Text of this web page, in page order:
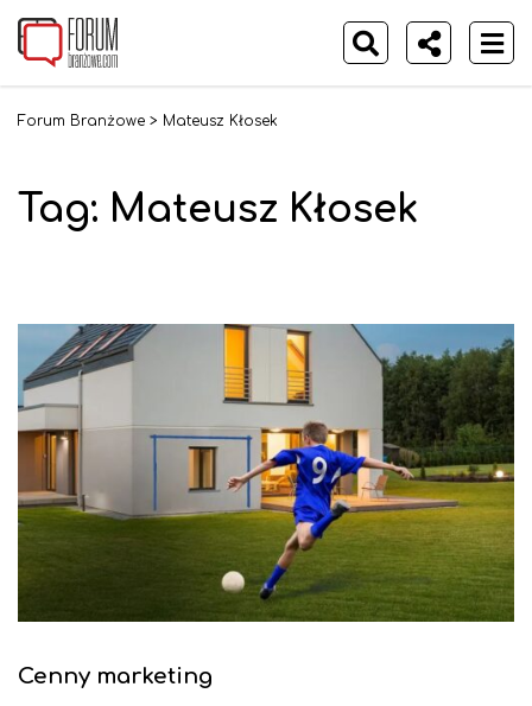
Forum Branżowe > Mateusz Kłosek
Tag: Mateusz Kłosek
Cenny marketing